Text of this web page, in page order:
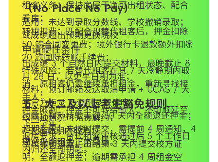
租客义务：保持房屋干净可出租状态、配合
看房；
转租扣费：匹配合规替代租客后，押金扣除
50 镑合同变更费；境外银行卡退款额外扣除
20 镑国际转账手续费；
特殊风险：若替代租客在其 7 天冷静期内取
消，原租客仍需继续承担租金，重新寻找接
手人；
押金限制：押金不可转给他人、不可顺延至
下一学年；
退房要求：替代租客审核通过后 5 个工作日
内归还全部钥匙。
（No Place No Pay）
适用：未达到录取分数线、学校撤销录取；
或成绩超出预期更换院校
申请硬性条件
出成绩 3 个自然日内提交材料，最晚截止 8
月 28 日，以更早日期为准；
材料：预订邮箱发送取消申请 + UCAS / 大
学官方拒录 / 调剂录取证明；
时效：材料核验无误 30 天内全额退还押金；
超期后果：未按时提交，需提前 4 周通知，4
周空档期租金正常缴纳。
五、大二及以上老生豁免规则
仅两种情况可无责解约：
7 天冷静期内取消；
学校撤销录取，出结果 3 天内提交校方证
明，全额退押金；逾期需承担 4 周租金空